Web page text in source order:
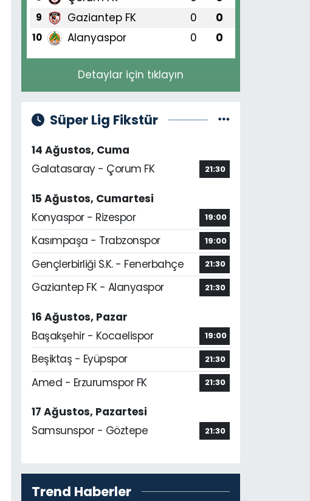
9 Gaziantep FK 0 0
10 Alanyaspor 0 0
Detaylar için tıklayın
Süper Lig Fikstür
14 Ağustos, Cuma
Galatasaray - Çorum FK
21:30
15 Ağustos, Cumartesi
Konyaspor - Rizespor
19:00
Kasımpaşa - Trabzonspor 19:00
Gençlerbirliği S.K. - Fenerbahçe 21:30
Gaziantep FK - Alanyaspor 21:30
16 Ağustos, Pazar
Başakşehir - Kocaelispor
19:00
Beşiktaş - Eyüpspor 21:30
Amed - Erzurumspor FK 21:30
17 Ağustos, Pazartesi
Samsunspor - Göztepe
21:30
Trend Haberler